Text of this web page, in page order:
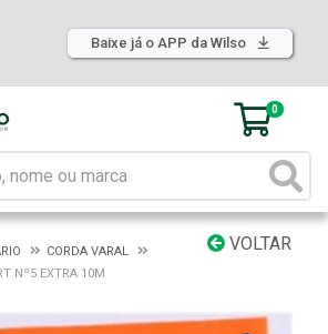
Baixe já o APP da Wilso
0
VOLTAR
CORDA VARAL
Nº5 EXTRA 10M